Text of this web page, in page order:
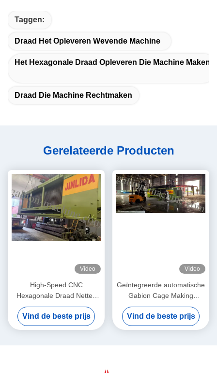
Taggen:
Draad Het Opleveren Wevende Machine
Het Hexagonale Draad Opleveren Die Machine Maken
Draad Die Machine Rechtmaken
Gerelateerde Producten
Video
High-Speed CNC
Hexagonale Draad Netten
Machine JINLIDA Gabion
Mesh Machine Manufacturer
Vind de beste prijs
Video
Geïntegreerde automatische
Gabion Cage Making
Machine: industriële
assemblagelijn voor snelle
Gabion Basket Productie
Vind de beste prijs